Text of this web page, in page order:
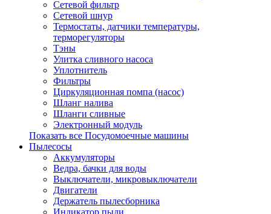
Сетевой фильтр
Сетевой шнур
Термостаты, датчики температуры,
терморегуляторы
Тэны
Улитка сливного насоса
Уплотнитель
Фильтры
Циркуляционная помпа (насос)
Шланг налива
Шланги сливные
Электронный модуль
Показать все Посудомоечные машины
Пылесосы
Аккумуляторы
Ведра, бачки для воды
Выключатели, микровыключатели
Двигатели
Держатель пылесборника
Индикатор пыли